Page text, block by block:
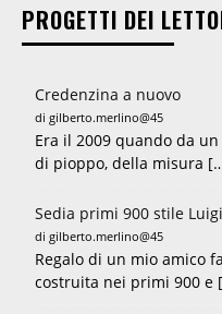
PROGETTI DEI
Credenzina a nuovo
di gilberto.merlino@45
Era il 2009 quando da
di pioppo, della misura
Sedia primi 900 stile
di gilberto.merlino@45
Regalo di un mio amico
costruita nei primi 900 e